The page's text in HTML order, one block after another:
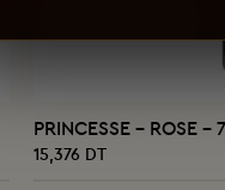
PRINCESSE - ROSE -
15,376 DT